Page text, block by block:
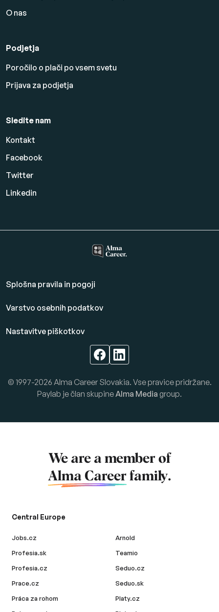
O nas
Podjetja
Poročilo o plači po vsem svetu
Prijava za podjetja
Sledite nam
Kontakt
Facebook
Twitter
Linkedin
Splošna pravila in pogoji
Varstvo osebnih podatkov
Nastavitve piškotkov
© 1997-2026 Alma Career Slovakia. Vse pravice pridržane.
Paylab je član skupineAlma Media group.
We are a member of
Alma Career family.
Central Europe
Jobs.cz
Profesia.sk
Profesia.cz
Prace.cz
Práca za rohom
Arnold
Teamio
Seduo.cz
Seduo.sk
Platy.cz